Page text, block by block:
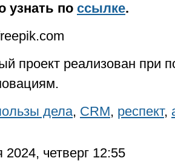
узнать по ссылке.
проект реализован при
дела, CRM, респект,
2024, четверг 12:55